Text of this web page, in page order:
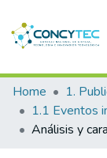
Communities &
Research Outputs
Home
1.1 Eventos